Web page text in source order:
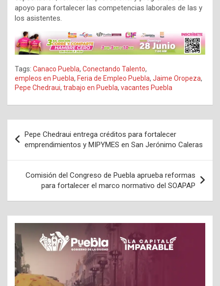
apoyo para fortalecer las competencias laborales de las y
los asistentes.
Tags: Canaco Puebla, Conectando Talento,
empleos en Puebla, Feria de Empleo Puebla, Jaime Oropeza,
Pepe Chedraui, trabajo en Puebla, vacantes Puebla
de
entradas
Pepe Chedraui entrega créditos para fortalecer
emprendimientos y MIPYMES en San Jerónimo Caleras
Comisión del Congreso de Puebla aprueba reformas
para fortalecer el marco normativo del SOAPAP